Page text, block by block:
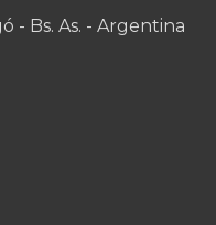
- Bs. As. - Argentina